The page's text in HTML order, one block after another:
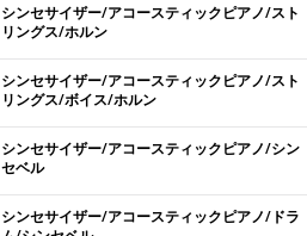
シンセサイザー/アコースティックピアノ/スト
リングス/ホルン
シンセサイザー/アコースティックピアノ/スト
リングス/ボイス/ホルン
シンセサイザー/アコースティックピアノ/シン
セベル
シンセサイザー/アコースティックピアノ/ドラ